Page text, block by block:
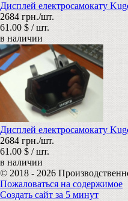
Дисплей електросамокату
2684 грн./шт.
61.00 $ / шт.
в наличии
Дисплей електросамокату
2684 грн./шт.
61.00 $ / шт.
в наличии
© 2018 - 2026
Пожаловаться на содержимое
Создать сайт за 5 минут